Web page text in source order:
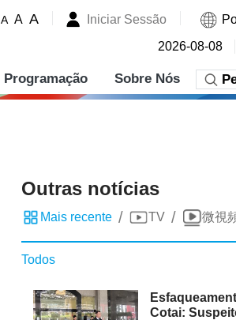
A A A Iniciar Sessão
2026-08-08
Programação Sobre Nós
Outras notícias
Mais recente / TV / 微視
Todos
Cotai: